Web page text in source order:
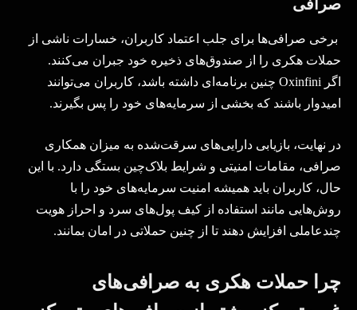
صرافی
برخی صرافی‌ها برای جلب اعتماد کاربران، خسارات ناشی از
حملات هکری را از صندوق‌های ذخیره خود جبران می‌کنند.
اگر Oxinfini چنین برنامه‌ای داشته باشد، کاربران می‌توانند
امیدوار باشند که بخشی از سرمایه‌های خود را پس بگیرند.
در نهایت، بازیابی دارایی‌های سرقت‌شده به میزان همکاری
صرافی، مقامات امنیتی و شرایط بلاک‌چین بستگی دارد. با این
حال، کاربران باید همیشه امنیت سرمایه‌های خود را با
روش‌هایی مانند استفاده از کیف پول‌های سرد و احراز هویت
چندعاملی افزایش دهند تا از چنین حملاتی در امان بمانند.
چرا حملات هکری به صرافی‌های